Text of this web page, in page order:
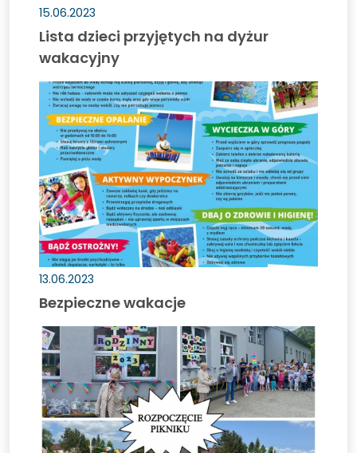
15.06.2023
Lista dzieci przyjętych na dyżur
wakacyjny
Bezpieczne
wakacje
13.06.2023
Bezpieczne wakacje
Piknik
rodzinny
2023